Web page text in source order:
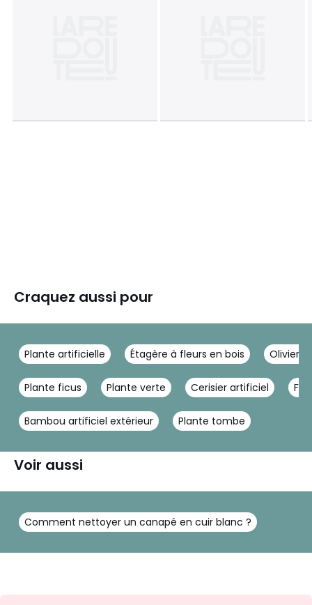
Craquez aussi pour
Plante artificielle Étagère à fleurs en bois Olivier
Plante ficus Plante verte Cerisier artificiel
Bambou artificiel extérieur Plante tombe
Voir aussi
Comment nettoyer un canapé en cuir blanc ?